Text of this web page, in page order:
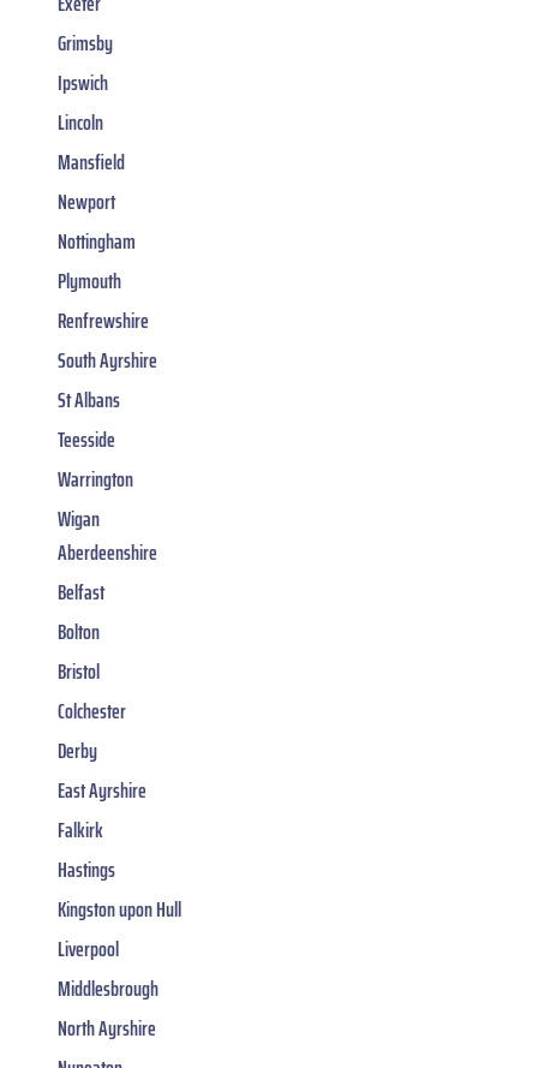
Grimsby
Ipswich
Lincoln
Mansfield
Newport
Nottingham
Plymouth
Renfrewshire
South Ayrshire
St Albans
Teesside
Warrington
Wigan
Aberdeenshire
Belfast
Bolton
Bristol
Colchester
Derby
East Ayrshire
Falkirk
Hastings
Kingston upon Hull
Liverpool
Middlesbrough
North Ayrshire